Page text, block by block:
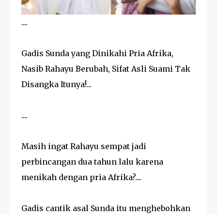
....
Gadis Sunda yang Dinikahi Pria Afrika,
Nasib Rahayu Berubah, Sifat Asli Suami Tak
Disangka Itunya!...
....
Masih ingat Rahayu sempat jadi
perbincangan dua tahun lalu karena
menikah dengan pria Afrika?....
Gadis cantik asal Sunda itu menghebohkan